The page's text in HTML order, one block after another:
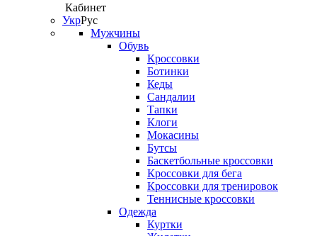
Кабинет
УкрРус
Мужчины
Обувь
Кроссовки
Ботинки
Кеды
Сандалии
Тапки
Клоги
Мокасины
Бутсы
Баскетбольные кроссовки
Кроссовки для бега
Кроссовки для тренировок
Теннисные кроссовки
Одежда
Куртки